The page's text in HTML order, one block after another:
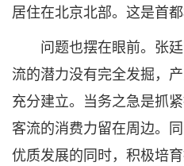
居住在北京北部。这是首
问题也摆在眼前。张廷
流的潜力没有完全发掘，
充分建立。当务之急是抓
客流的消费力留在周边。
优质发展的同时，积极培育